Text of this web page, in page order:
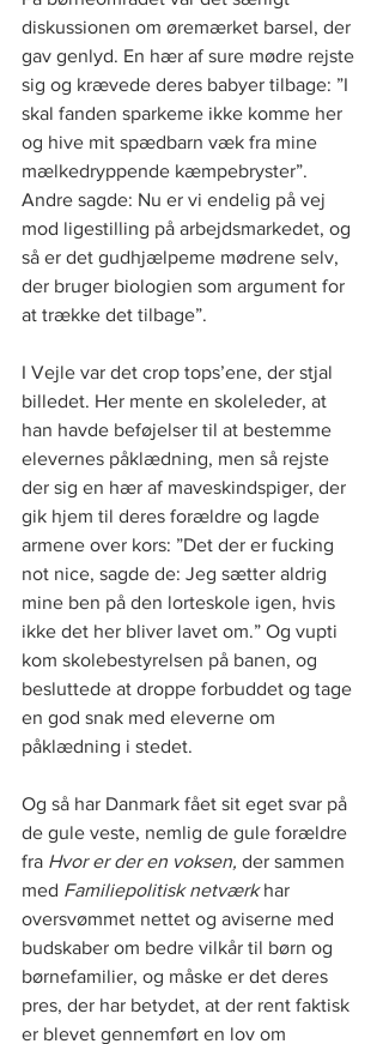
diskussionen om øremærket barsel, der
gav genlyd. En hær af sure mødre rejste
sig og krævede deres babyer tilbage: ”I
skal fanden sparkeme ikke komme her
og hive mit spædbarn væk fra mine
mælkedryppende kæmpebryster”.
Andre sagde: Nu er vi endelig på vej
mod ligestilling på arbejdsmarkedet, og
så er det gudhjælpeme mødrene selv,
der bruger biologien som argument for
at trække det tilbage”.
I Vejle var det crop tops’ene, der stjal
billedet. Her mente en skoleleder, at
han havde beføjelser til at bestemme
elevernes påklædning, men så rejste
der sig en hær af maveskindspiger, der
gik hjem til deres forældre og lagde
armene over kors: ”Det der er fucking
not nice, sagde de: Jeg sætter aldrig
mine ben på den lorteskole igen, hvis
ikke det her bliver lavet om.” Og vupti
kom skolebestyrelsen på banen, og
besluttede at droppe forbuddet og tage
en god snak med eleverne om
påklædning i stedet.
Og så har Danmark fået sit eget svar på
de gule veste, nemlig de gule forældre
fra Hvor er der en voksen, der sammen
med Familiepolitisk netværk har
oversvømmet nettet og aviserne med
budskaber om bedre vilkår til børn og
børnefamilier, og måske er det deres
pres, der har betydet, at der rent faktisk
er blevet gennemført en lov om